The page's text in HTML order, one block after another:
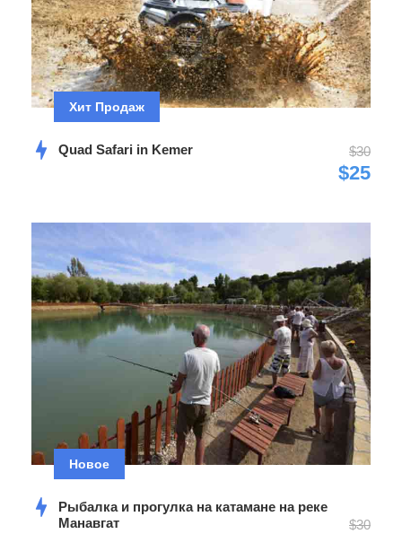
Что Вас ожидает
на коленях у родителей. Если Вы хотите иметь
Фотографии
Хит Продаж
Quad Safari in Kemer $30
$25
Новое
Рыбалка и прогулка на катамане на реке
Манавгат
$30